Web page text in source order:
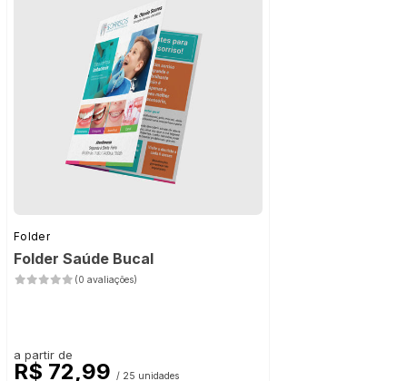
Folder
Folder Saúde Bucal
(0 avaliações)
a partir de
R$ 72,99 / 25 unidades